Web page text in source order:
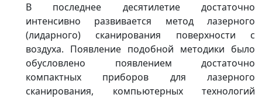
В последнее десятилетие достаточно
интенсивно развивается метод лазерного
(лидарного) сканирования поверхности с
воздуха. Появление подобной методики было
обусловлено появлением достаточно
компактных приборов для лазерного
сканирования, компьютерных технологий